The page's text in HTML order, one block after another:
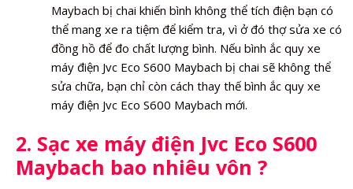
Maybach bị chai khiến bình không thể tích điện bạn có
thể mang xe ra tiệm để kiểm tra, vì ở đó thợ sửa xe có
đồng hồ để đo chất lượng bình. Nếu bình ắc quy xe
máy điện Jvc Eco S600 Maybach bị chai sẽ không thể
sửa chữa, bạn chỉ còn cách thay thế bình ắc quy xe
máy điện Jvc Eco S600 Maybach mới.
2. Sạc xe máy điện Jvc Eco S600
Maybach bao nhiêu vôn ?